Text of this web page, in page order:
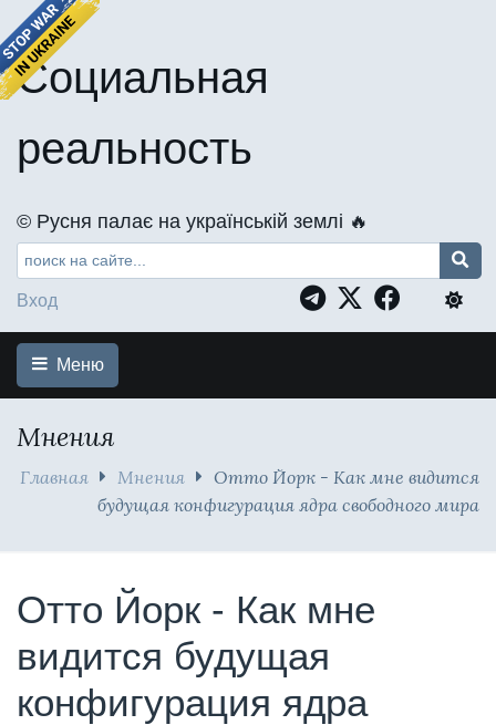
Социальная
реальность
©️ Русня палає на українській землі 🔥
Вход
Меню
Мнения
Главная Мнения
Отто Йорк - Как мне видится
будущая конфигурация ядра свободного мира
Отто Йорк - Как мне
видится будущая
конфигурация ядра